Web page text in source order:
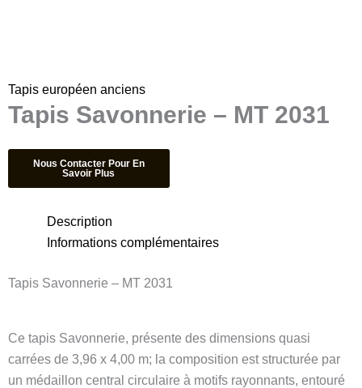
Tapis européen anciens
Tapis Savonnerie – MT 2031
Description
Informations complémentaires
Tapis Savonnerie – MT 2031
Ce tapis Savonnerie, présente des dimensions quasi
carrées de 3,96 x 4,00 m; la composition est structurée par
un médaillon central circulaire à motifs rayonnants, entouré